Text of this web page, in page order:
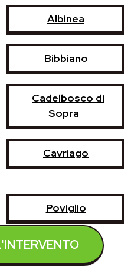
Albinea
Bibbiano
Cadelbosco di
Sopra
Cavriago
Poviglio
Casina